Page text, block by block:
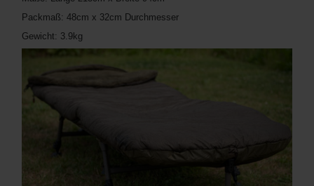
Packmaß: 48cm x 32cm Durchmesser
Gewicht: 3.9kg